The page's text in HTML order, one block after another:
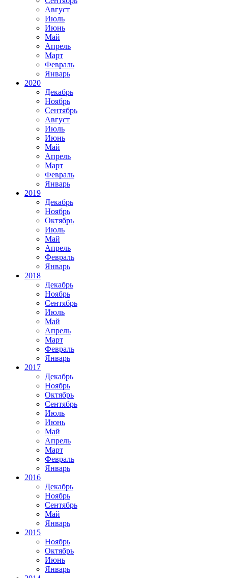
Август
Июль
Июнь
Май
Апрель
Март
Февраль
Январь
2020
Декабрь
Ноябрь
Сентябрь
Август
Июль
Июнь
Май
Апрель
Март
Февраль
Январь
2019
Декабрь
Ноябрь
Октябрь
Июль
Май
Апрель
Февраль
Январь
2018
Декабрь
Ноябрь
Сентябрь
Июль
Май
Апрель
Март
Февраль
Январь
2017
Декабрь
Ноябрь
Октябрь
Сентябрь
Июль
Июнь
Май
Апрель
Март
Февраль
Январь
2016
Декабрь
Ноябрь
Сентябрь
Май
Январь
2015
Ноябрь
Октябрь
Июнь
Январь